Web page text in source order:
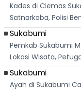
Kades di Ciemas
Satnarkoba, Polisi
Sukabumi
Pemkab Sukabumi
Lokasi Wisata,
Sukabumi
Ayah di Sukabumi